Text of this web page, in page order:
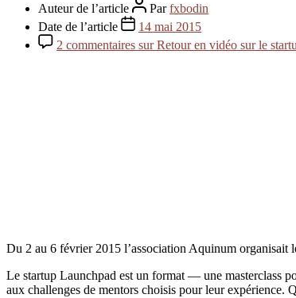
Auteur de l’article Parfxbodin
Date de l’article
14 mai 2015
2 commentaires sur Retour en vidéo sur le
Du 2 au 6 février 2015 l’association Aquinum organisait
Le startup Launchpad est un format — une masterclass
aux challenges de mentors choisis pour leur expérience.